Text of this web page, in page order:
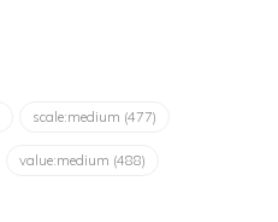
scale:medium (477)
value:medium (488)